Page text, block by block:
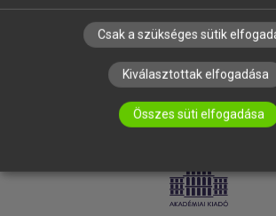
LICENCSZERZŐDÉS
Csak a szükséges sütik
Kiválasztottak elfogadása
Összes süti elfogadása